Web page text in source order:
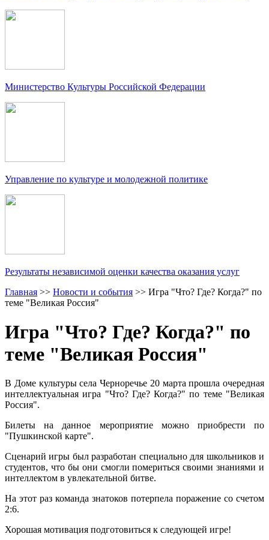
Министерство Культуры Российской Федерации
Управление по культуре и молодежной политике
Результаты независимой оценки качества оказания услуг
Главная >> Новости и события >> Игра "Что? Где? Когда?" по
теме "Великая Россия"
Игра "Что? Где? Когда?" по
теме "Великая Россия"
В Доме культуры села Черноречье 20 марта прошла очередная
интеллектуальная игра "Что? Где? Когда?" по теме "Великая
Россия".
Билеты на данное мероприятие можно приобрести по
"Пушкинской карте".
Сценарий игры был разработан специально для школьников и
студентов, что бы они смогли помериться своими знаниями и
интеллектом в увлекательной битве.
На этот раз команда знатоков потерпела поражение со счетом
2:6.
Хорошая мотивация подготовиться к следующей игре!